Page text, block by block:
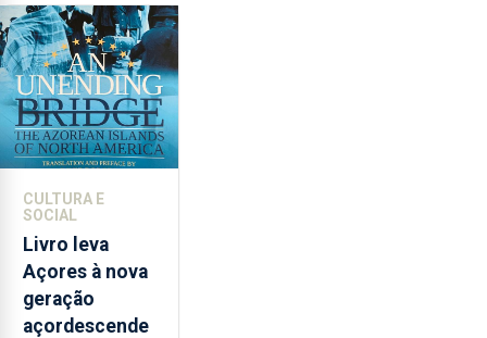
novos
instrumentos
CULTURA E
SOCIAL
Livro leva
Açores à nova
geração
açordescende